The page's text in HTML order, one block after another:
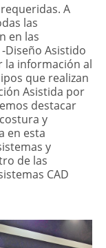
A
las
en las
Diseño Asistido
la información al
que realizan
Asistida por
destacar
y
en esta
y
de las
CAD